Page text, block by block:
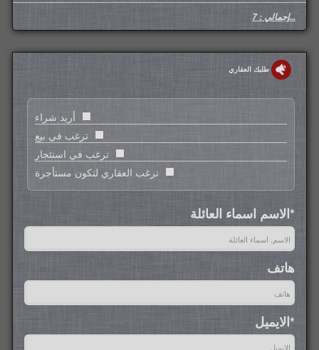
...إجمالي : 7
طلبك العقاري
أريد شراء
ترغب في بيع
ترغب في استئجار
ترغب العقاري لتكون مستأجرة
*الاسم اسماء العائلة
هاتف
*الايميل